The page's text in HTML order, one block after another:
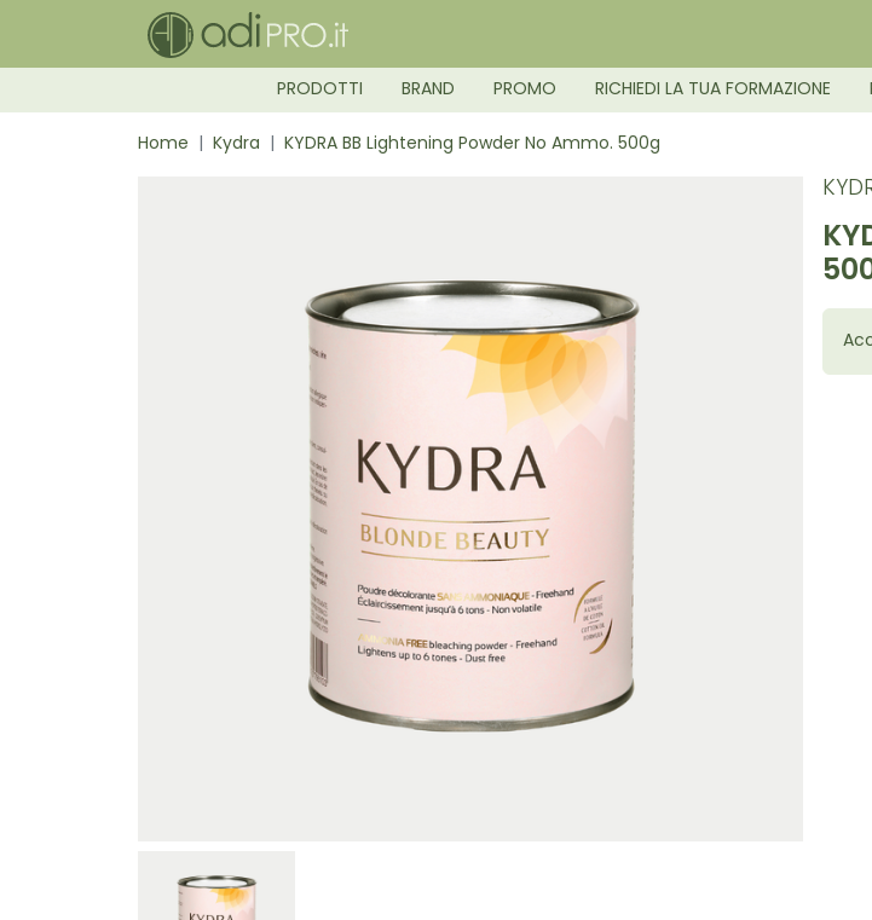
PRODOTTI BRAND PROMO RICHIEDI LA TUA FORMAZIONE
Home Kydra KYDRA BB Lightening Powder No Ammo. 500g